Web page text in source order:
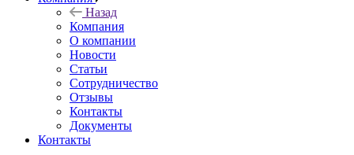
Назад
Компания
О компании
Новости
Статьи
Сотрудничество
Отзывы
Контакты
Документы
Контакты